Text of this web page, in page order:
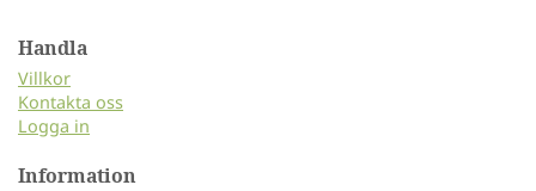
Handla
Villkor
Kontakta oss
Logga in
Information